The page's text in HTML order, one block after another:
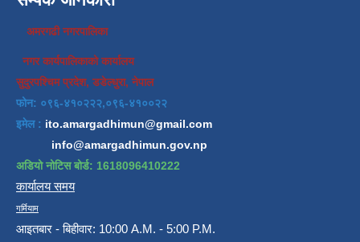
अमरगढी नगरपालिका
नगर कार्यपालिकाको कार्यालय
सुदुरपश्चिम प्रदेश, डडेल्धुरा, नेपाल
फोन: ०९६-४१०२२२,०९६-४१००२२
इमेल : ito.amargadhimun@gmail.com
info@amargadhimun.gov.np
अडियो नोटिस बोर्ड: 1618096410222
कार्यालय समय
गर्मियाम
आइतबार - बिहीवार: 10:00 A.M. - 5:00 P.M.